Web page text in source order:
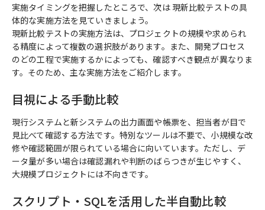
実施タイミングを把握したところで、次は 現新比較テストの具
体的な実施方法を見ていきましょう。
現新比較テストの実施方法は、プロジェクトの規模や求められ
る精度によって複数の選択肢があります。また、開発プロセス
のどの工程で実施するかによっても、確認すべき観点が異なりま
す。そのため、主な実施方法をご紹介します。
目視による手動比較
現行システムと新システムの出力画面や帳票を、担当者が目で
見比べて確認する方法です。特別なツールは不要で、小規模な改
修や確認範囲が限られている場合に向いています。ただし、デ
ータ量が多い場合は確認漏れや判断のばらつきが生じやすく、
大規模プロジェクトには不向きです。
スクリプト・SQLを活用した半自動比較